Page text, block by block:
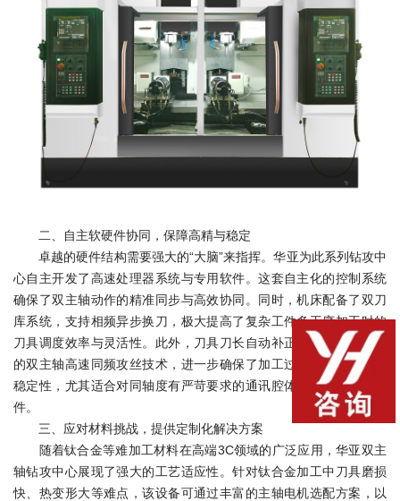
二、自主软硬件协同，保障高精与稳定
卓越的硬件结构需要强大的“大脑”来指挥。华亚为此系列钻攻中
心自主开发了高速处理器系统与专用软件。这套自主化的控制系统
确保了双主轴动作的精准同步与高效协同。同时，机床配备了双刀
库系统，支持相频异步换刀，极大提高了复杂工件多工序加工时的
刀具调度效率与灵活性。此外，刀具刀长自动补正功能和行业首创
的双主轴高速同频攻丝技术，进一步确保了加工过程的高精度与高
稳定性，尤其适合对同轴度有严苛要求的通讯腔体、汽车配件等零
件。
三、应对材料挑战，提供定制化解决方案
随着钛合金等难加工材料在高端3C领域的广泛应用，华亚双主
轴钻攻中心展现了强大的工艺适应性。针对钛合金加工中刀具磨损
快、热变形大等难点，该设备可通过丰富的主轴电机选配方案，以